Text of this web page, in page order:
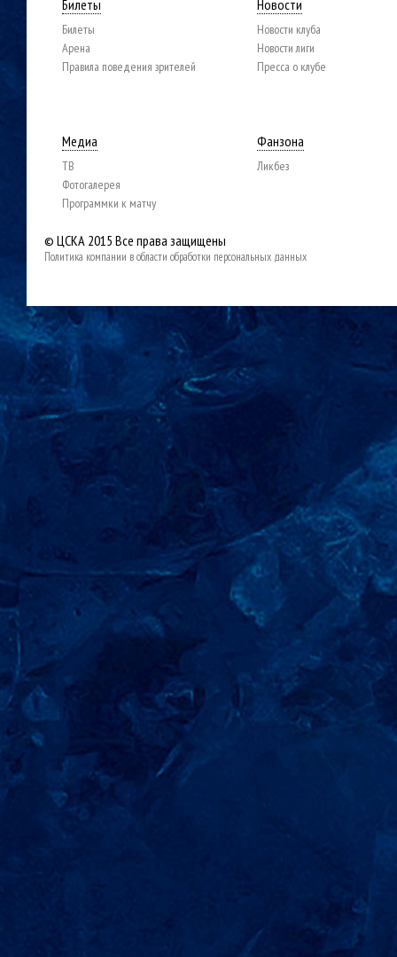
Билеты
Билеты
Арена
Правила поведения зрителей
Новости
Новости клуба
Новости лиги
Пресса о клубе
Медиа
ТВ
Фотогалерея
Программки к матчу
Фанзона
Ликбез
© ЦСКА 2015 Все права защищены
Политика компании в области обработки персональных данных